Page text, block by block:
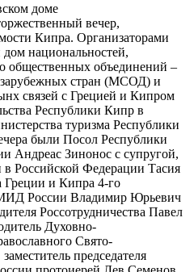
доме
вечер,
Кипра. Организаторами
национальностей,
общественных объединений –
стран (МСОД) и
связей с Грецией и Кипром
Республики Кипр в
туризма Республики
были Посол Республики
Андреас Зинонос с супругой,
Российской Федерации Тасия
Греции и Кипра 4-го
России Владимир Юрьевич
Россотрудничества Павел
Духовно-
Свято-
председателя